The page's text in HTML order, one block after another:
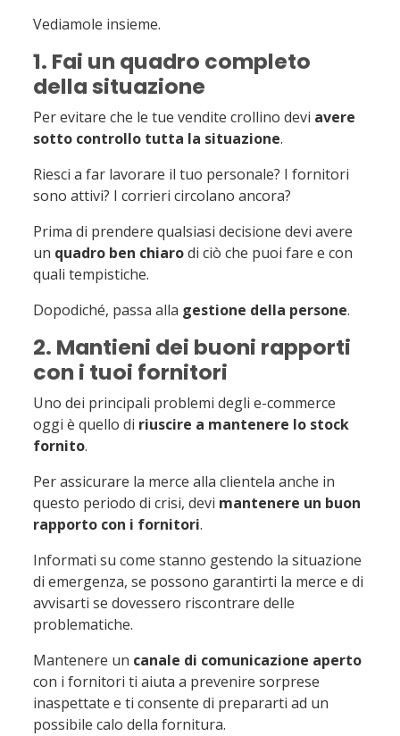
Vediamole insieme.
1. Fai un quadro completo
della situazione
Per evitare che le tue vendite crollino devi avere
sotto controllo tutta la situazione.
Riesci a far lavorare il tuo personale? I fornitori
sono attivi? I corrieri circolano ancora?
Prima di prendere qualsiasi decisione devi avere
un quadro ben chiarodi ciò che puoi fare e con
quali tempistiche.
Dopodiché, passa alla gestione della persone.
2. Mantieni dei buoni rapporti
con i tuoi fornitori
Uno dei principali problemi degli e-commerce
oggi è quello di riuscire a mantenere lo stock
fornito.
Per assicurare la merce alla clientela anche in
questo periodo di crisi, devi mantenere un buon
rapporto con i fornitori.
Informati su come stanno gestendo la situazione
di emergenza, se possono garantirti la merce e di
avvisarti se dovessero riscontrare delle
problematiche.
Mantenere un canale di comunicazione aperto
con i fornitori ti aiuta a prevenire sorprese
inaspettate e ti consente di prepararti ad un
possibile calo della fornitura.